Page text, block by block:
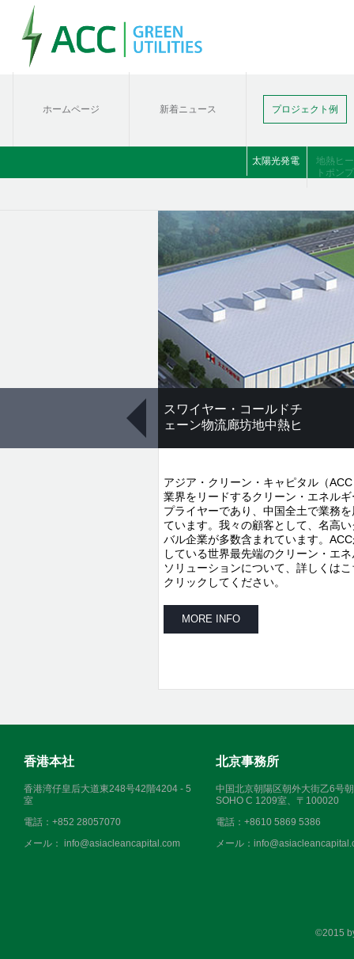
ホームページ 新着ニュース プロジェクト例
太陽光発電
地熱ヒー
トポンプ
スワイヤー・コールドチ
ェーン物流廊坊地中熱ヒ
アジア・クリーン・キャピタル（
業界をリードするクリーン・エネル
プライヤーであり、中国全土で業務
ています。我々の顧客として、名高
バル企業が多数含まれています。
している世界最先端のクリーン・エ
ソリューションについて、詳しくは
クリックしてください。
MORE INFO
香港本社
香港湾仔皇后大道東248号42階4204 - 5
室
電話：+852 28057070
メール： info@asiacleancapital.com
北京事務所
中国北京朝陽区朝外大街乙6号
SOHO C 1209室、〒100020
電話：+8610 5869 5386
メール：
©2015